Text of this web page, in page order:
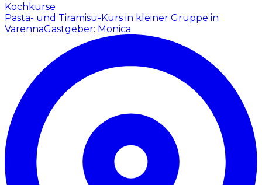
Kochkurse
Pasta- und Tiramisu-Kurs in kleiner Gruppe in
VarennaGastgeber: Monica